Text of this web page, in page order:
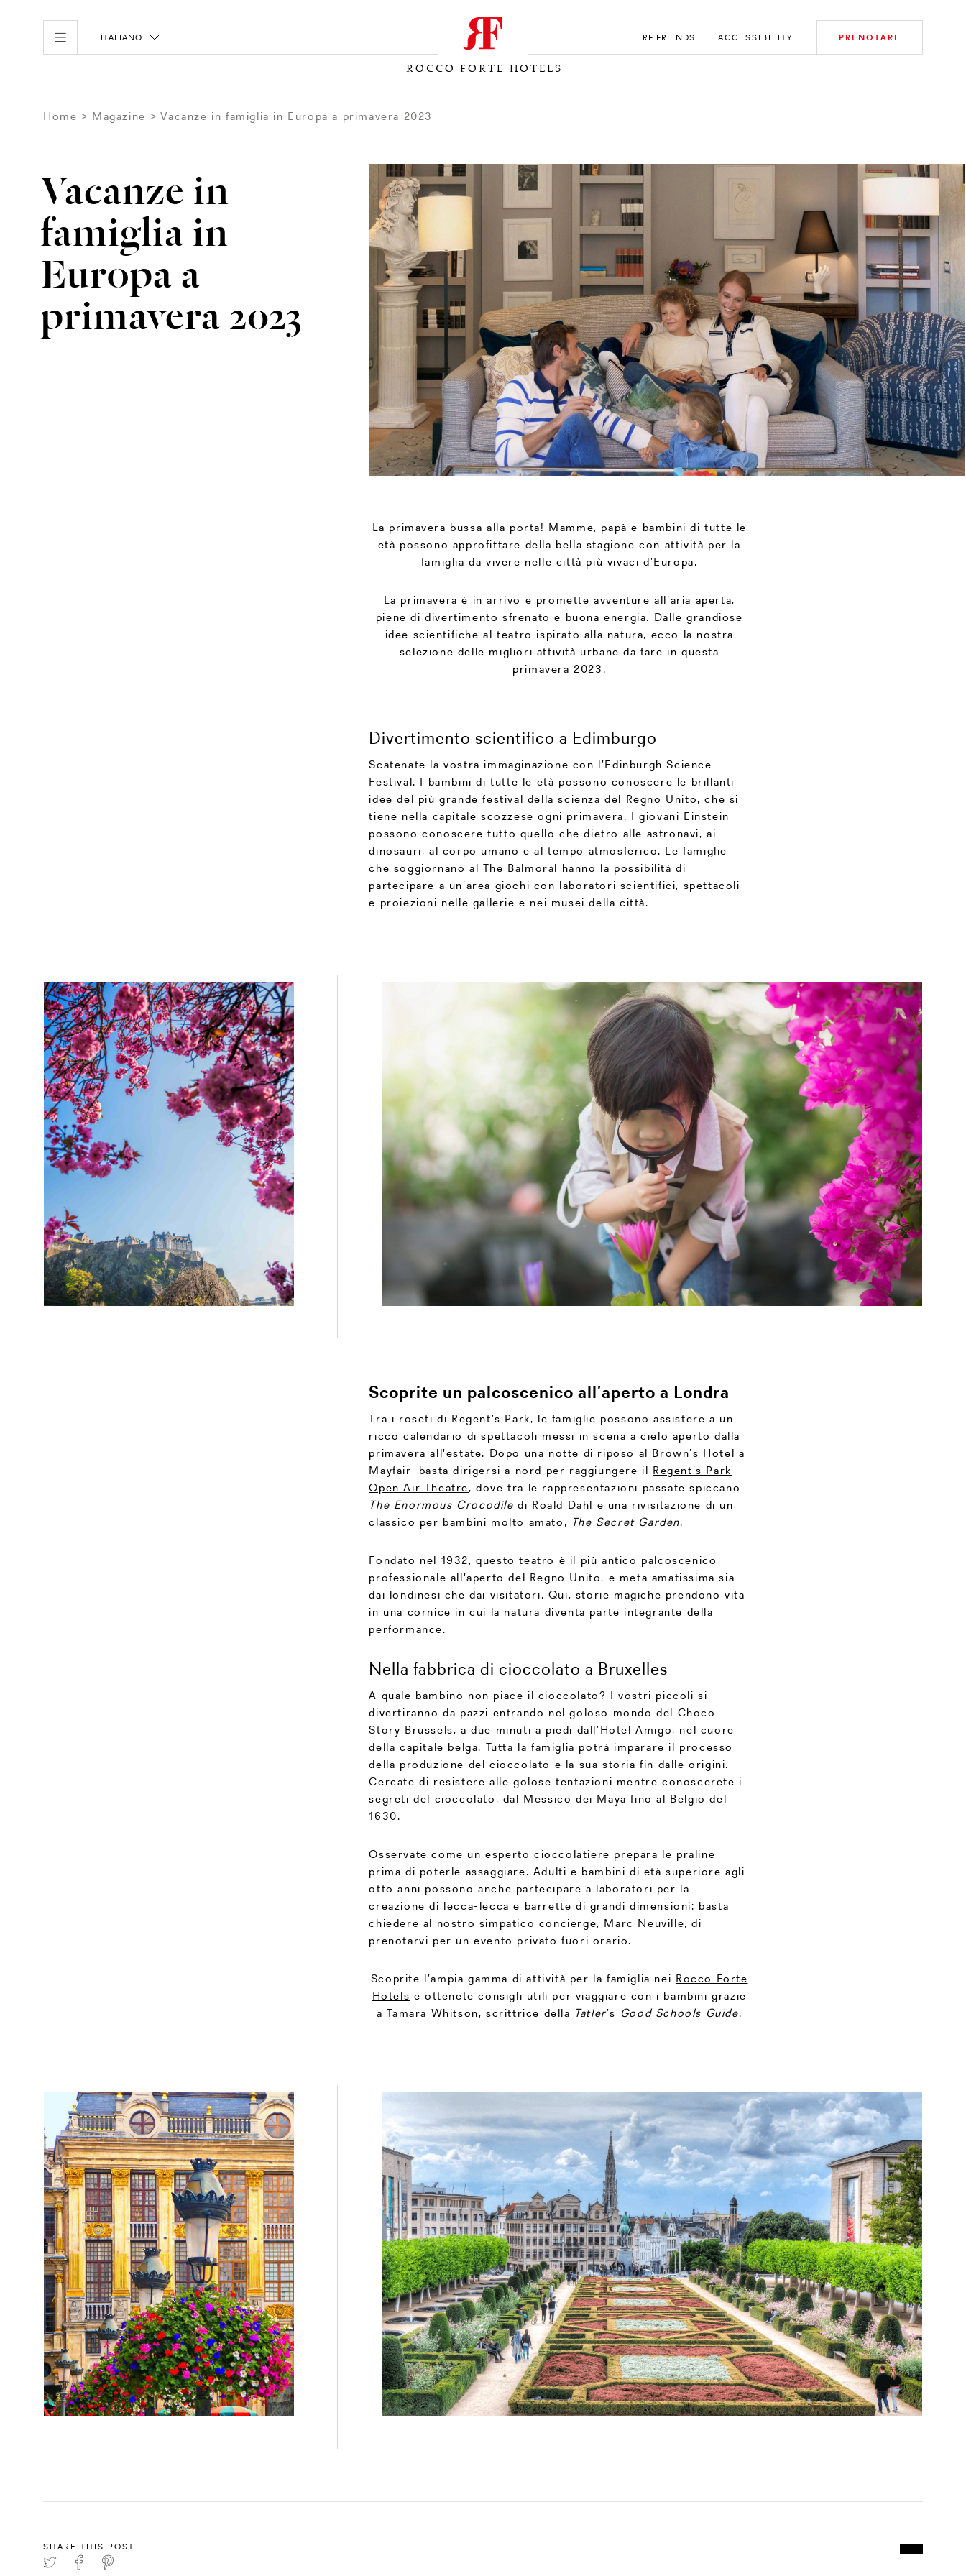
ITALIANO
ROCCO FORTE HOTELS
RF FRIENDS ACCESSIBILITY PRENOTARE
Home Magazine Vacanze in famiglia in Europa a primavera 2023
Vacanze in
famiglia in
Europa a
primavera 2023
La primavera bussa alla porta! Mamme, papà e bambini di tutte le
età possono approfittare della bella stagione con attività per la
famiglia da vivere nelle città più vivaci d’Europa.
La primavera è in arrivo e promette avventure all’aria aperta,
piene di divertimento sfrenato e buona energia. Dalle grandiose
idee scientifiche al teatro ispirato alla natura, ecco la nostra
selezione delle migliori attività urbane da fare in questa
primavera 2023.
Divertimento scientifico a Edimburgo
Scatenate la vostra immaginazione con l’Edinburgh Science
Festival. I bambini di tutte le età possono conoscere le brillanti
idee del più grande festival della scienza del Regno Unito, che si
tiene nella capitale scozzese ogni primavera. I giovani Einstein
possono conoscere tutto quello che dietro alle astronavi, ai
dinosauri, al corpo umano e al tempo atmosferico. Le famiglie
che soggiornano al The Balmoral hanno la possibilità di
partecipare a un’area giochi con laboratori scientifici, spettacoli
e proiezioni nelle gallerie e nei musei della città.
Scoprite un palcoscenico all’aperto a Londra
Tra i roseti di Regent’s Park, le famiglie possono assistere a un
ricco calendario di spettacoli messi in scena a cielo aperto dalla
primavera all'estate. Dopo una notte di riposo al Brown’s Hotel a
Mayfair, basta dirigersi a nord per raggiungere il Regent’s Park
Open Air Theatre, dove tra le rappresentazioni passate spiccano
The Enormous Crocodile di Roald Dahl e una rivisitazione di un
classico per bambini molto amato, The Secret Garden.
Fondato nel 1932, questo teatro è il più antico palcoscenico
professionale all'aperto del Regno Unito, e meta amatissima sia
dai londinesi che dai visitatori. Qui, storie magiche prendono vita
in una cornice in cui la natura diventa parte integrante della
performance.
Nella fabbrica di cioccolato a Bruxelles
A quale bambino non piace il cioccolato? I vostri piccoli si
divertiranno da pazzi entrando nel goloso mondo del Choco
Story Brussels, a due minuti a piedi dall’Hotel Amigo, nel cuore
della capitale belga. Tutta la famiglia potrà imparare il processo
della produzione del cioccolato e la sua storia fin dalle origini.
Cercate di resistere alle golose tentazioni mentre conoscerete i
segreti del cioccolato, dal Messico dei Maya fino al Belgio del
1630.
Osservate come un esperto cioccolatiere prepara le praline
prima di poterle assaggiare. Adulti e bambini di età superiore agli
otto anni possono anche partecipare a laboratori per la
creazione di lecca-lecca e barrette di grandi dimensioni: basta
chiedere al nostro simpatico concierge, Marc Neuville, di
prenotarvi per un evento privato fuori orario.
Scoprite l’ampia gamma di attività per la famiglia nei Rocco Forte
Hotels e ottenete consigli utili per viaggiare con i bambini grazie
a Tamara Whitson, scrittrice della Tatler’s Good Schools Guide.
SHARE THIS POST